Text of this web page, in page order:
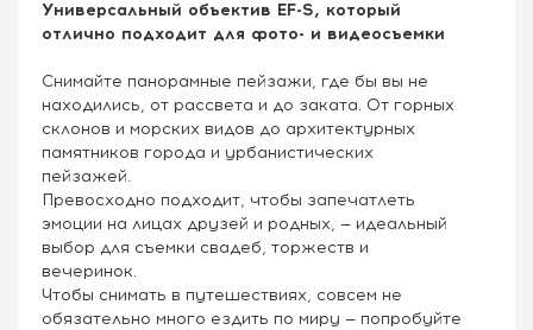
Универсальный объектив EF-S, который
отлично подходит для фото- и видеосъемки
Снимайте панорамные пейзажи, где бы вы не
находились, от рассвета и до заката. От горных
склонов и морских видов до архитектурных
памятников города и урбанистических
пейзажей.
Превосходно подходит, чтобы запечатлеть
эмоции на лицах друзей и родных, — идеальный
выбор для съемки свадеб, торжеств и
вечеринок.
Чтобы снимать в путешествиях, совсем не
обязательно много ездить по миру — попробуйте